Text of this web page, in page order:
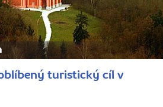
turistický cíl v